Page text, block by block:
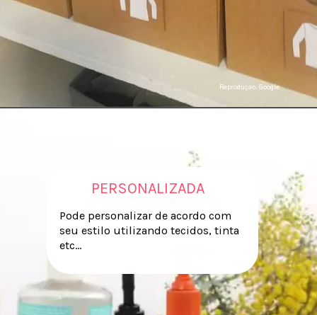
Reproduçao: Google
PERSONALIZADA
Pode personalizar de acordo com
seu estilo utilizando tecidos, tinta
etc...